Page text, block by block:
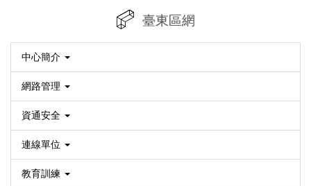
臺東區網
中心簡介
網路管理
資通安全
連線單位
教育訓練